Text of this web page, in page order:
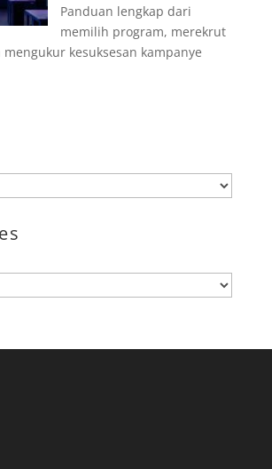
Panduan lengkap dari
memilih program, merekrut
kesuksesan kampanye